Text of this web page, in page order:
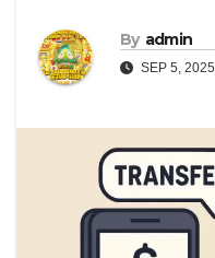
By admin
SEP 5, 2025